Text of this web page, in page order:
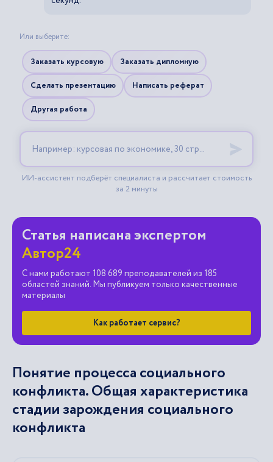
Статья написана экспертом
Автор24
С нами работают 108 689 преподавателей из 185
областей знаний. Мы публикуем только качественные
материалы
Как работает сервис?
Понятие процесса социального
конфликта. Общая характеристика
стадии зарождения социального
конфликта